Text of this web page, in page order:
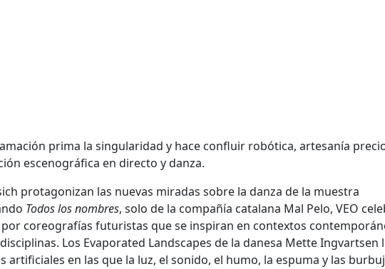
prima la singularidad y hace confluir robótica, artesanía
escenográfica en directo y danza.
protagonizan las nuevas miradas sobre la danza de la muestra
Todos los nombres, solo de la compañía catalana Mal Pelo, VEO
coreografías futuristas que se inspiran en contextos
Los Evaporated Landscapes de la danesa Mette Ingvartsen
artificiales en las que la luz, el sonido, el humo, la espuma y las